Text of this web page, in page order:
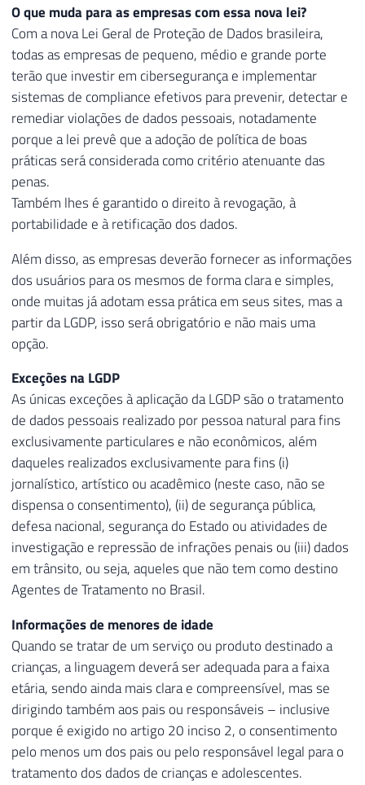
O que muda para as empresas com essa nova lei?
Com a nova Lei Geral de Proteção de Dados brasileira,
todas as empresas de pequeno, médio e grande porte
terão que investir em cibersegurança e implementar
sistemas de compliance efetivos para prevenir, detectar e
remediar violações de dados pessoais, notadamente
porque a lei prevê que a adoção de política de boas
práticas será considerada como critério atenuante das
penas.
Também lhes é garantido o direito à revogação, à
portabilidade e à retificação dos dados.
Além disso, as empresas deverão fornecer as informações
dos usuários para os mesmos de forma clara e simples,
onde muitas já adotam essa prática em seus sites, mas a
partir da LGDP, isso será obrigatório e não mais uma
opção.
Exceções na LGDP
As únicas exceções à aplicação da LGDP são o tratamento
de dados pessoais realizado por pessoa natural para fins
exclusivamente particulares e não econômicos, além
daqueles realizados exclusivamente para fins (i)
jornalístico, artístico ou acadêmico (neste caso, não se
dispensa o consentimento), (ii) de segurança pública,
defesa nacional, segurança do Estado ou atividades de
investigação e repressão de infrações penais ou (iii) dados
em trânsito, ou seja, aqueles que não tem como destino
Agentes de Tratamento no Brasil.
Informações de menores de idade
Quando se tratar de um serviço ou produto destinado a
crianças, a linguagem deverá ser adequada para a faixa
etária, sendo ainda mais clara e compreensível, mas se
dirigindo também aos pais ou responsáveis – inclusive
porque é exigido no artigo 20 inciso 2, o consentimento
pelo menos um dos pais ou pelo responsável legal para o
tratamento dos dados de crianças e adolescentes.